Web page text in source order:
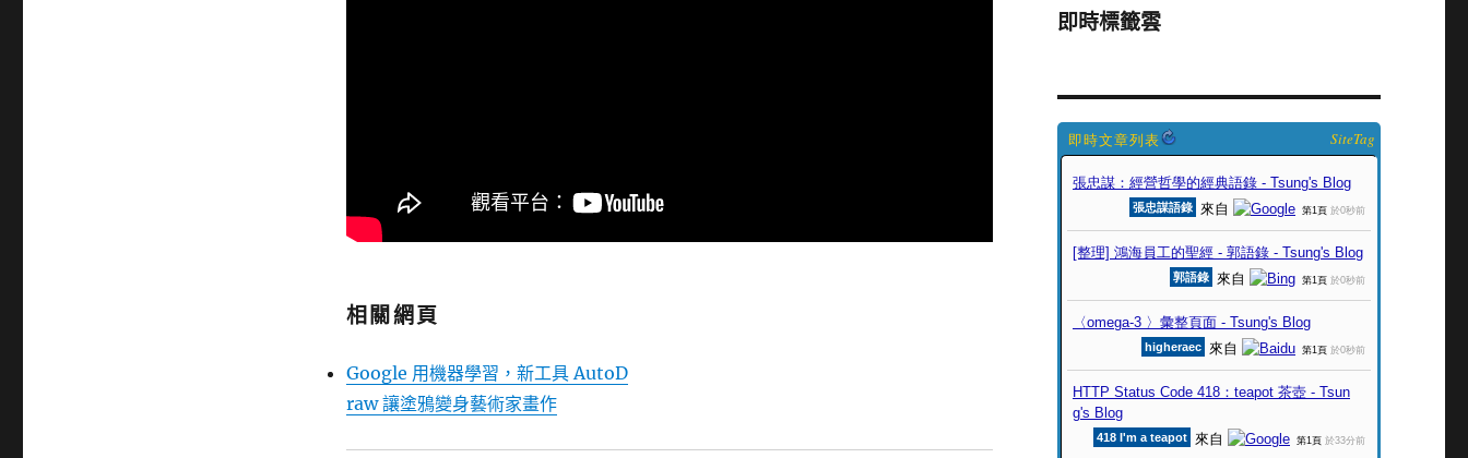
相關網頁
Google 用機器學習，新工具 AutoD
raw 讓塗鴉變身藝術家畫作
即時標籤雲
SiteTag